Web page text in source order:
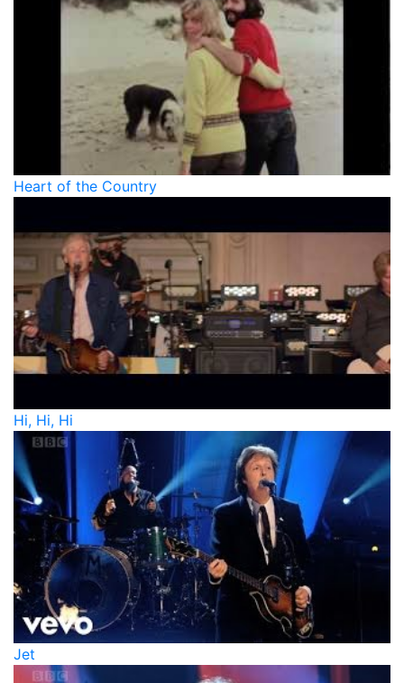
Heart of the Country
Hi, Hi, Hi
Jet